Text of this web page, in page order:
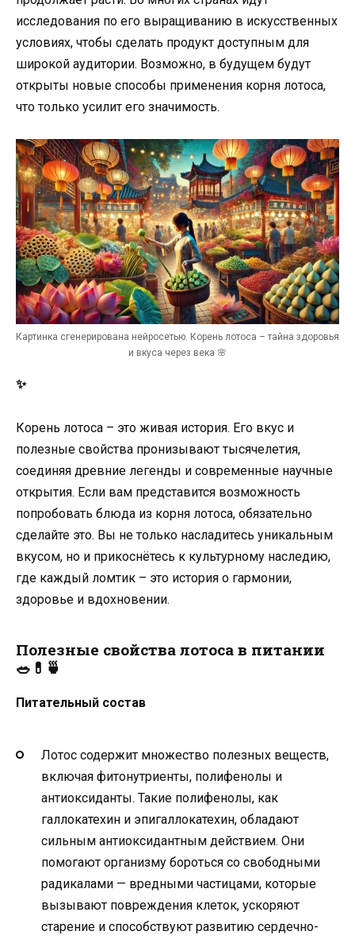
исследования по его выращиванию в искусственных
условиях, чтобы сделать продукт доступным для
широкой аудитории. Возможно, в будущем будут
открыты новые способы применения корня лотоса,
что только усилит его значимость.
Картинка сгенерирована нейросетью. Корень лотоса – тайна здоровья
и вкуса через века 🌸
✨
Корень лотоса – это живая история. Его вкус и
полезные свойства пронизывают тысячелетия,
соединяя древние легенды и современные научные
открытия. Если вам представится возможность
попробовать блюда из корня лотоса, обязательно
сделайте это. Вы не только насладитесь уникальным
вкусом, но и прикоснётесь к культурному наследию,
где каждый ломтик – это история о гармонии,
здоровье и вдохновении.
Полезные свойства лотоса в питании
🥗💊🍵
Питательный состав
Лотос содержит множество полезных веществ,
включая фитонутриенты, полифенолы и
антиоксиданты. Такие полифенолы, как
галлокатехин и эпигаллокатехин, обладают
сильным антиоксидантным действием. Они
помогают организму бороться со свободными
радикалами — вредными частицами, которые
вызывают повреждения клеток, ускоряют
старение и способствуют развитию сердечно-